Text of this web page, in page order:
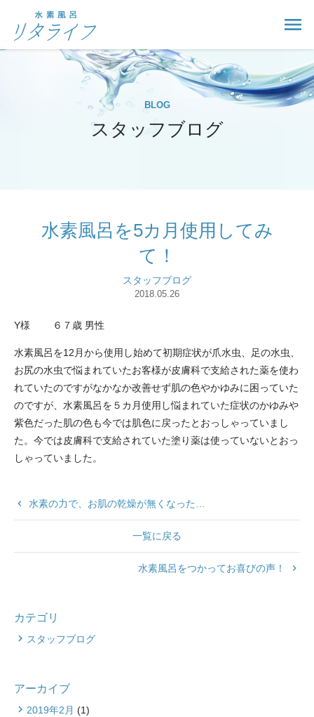
BLOG
スタッフブログ
水素風呂を5カ月使用してみ
て！
スタッフブログ
2018.05.26
Y様 ６７歳 男性
水素風呂を12月から使用し始めて初期症状が爪水虫、足の水虫、
お尻の水虫で悩まれていたお客様が皮膚科で支給された薬を使わ
れていたのですがなかなか改善せず肌の色やかゆみに困っていた
のですが、水素風呂を５カ月使用し悩まれていた症状のかゆみや
紫色だった肌の色も今では肌色に戻ったとおっしゃっていまし
た。今では皮膚科で支給されていた塗り薬は使っていないとおっ
しゃっていました。
keyboard_arrow_left 水素の力で、お肌の乾燥が無くなった…
一覧に戻る
水素風呂をつかってお喜びの声！ keyboard_arrow_right
カテゴリ
スタッフブログ
アーカイブ
2019年2月 (1)